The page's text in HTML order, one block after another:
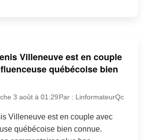
Villeneuve est en couple
québécoise bien
3 août à 01:29Par : LinformateurQc
Villeneuve est en couple avec
québécoise bien connue.